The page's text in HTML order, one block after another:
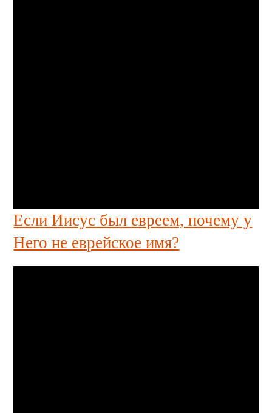
Если Иисус был евреем, почему у
Него не еврейское имя?